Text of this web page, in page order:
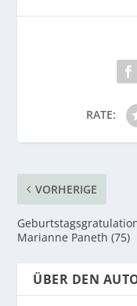
RATE:
VORHERIGE
Marianne Paneth (75)
ÜBER DEN